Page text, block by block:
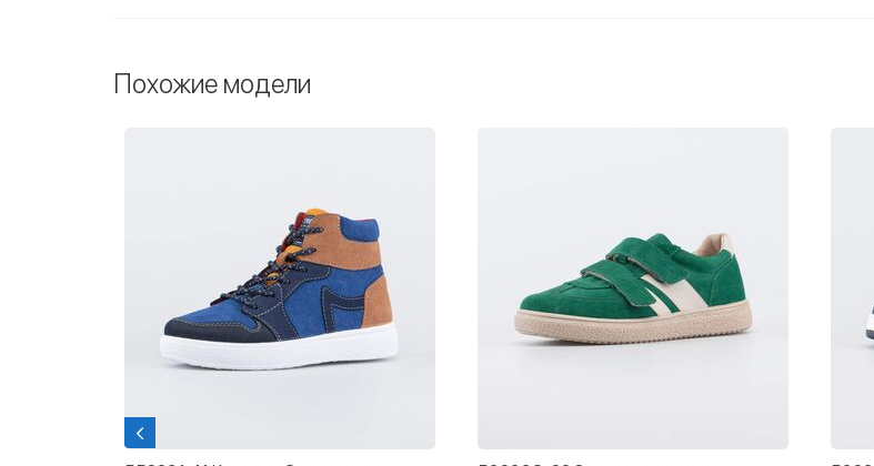
Похожие модели